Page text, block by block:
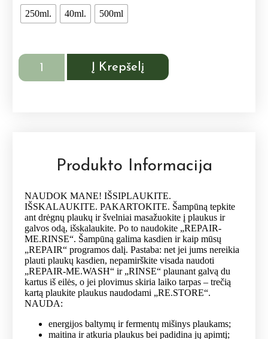
250ml. 40ml. 500ml
produkto
kiekis:
„Repair-
Į Krepšelį
Produkto Informacija
NAUDOK MANE! IŠSIPLAUKITE.
IŠSKALAUKITE. PAKARTOKITE. Šampūną tepkite
ant drėgnų plaukų ir švelniai masažuokite į plaukus ir
galvos odą, išskalaukite. Po to naudokite „REPAIR-
ME.RINSE“. Šampūną galima kasdien ir kaip mūsų
„REPAIR“ programos dalį. Pastaba: net jei jums nereikia
plauti plaukų kasdien, nepamirškite visada naudoti
„REPAIR-ME.WASH“ ir „RINSE“ plaunant galvą du
kartus iš eilės, o jei plovimus skiria laiko tarpas – trečią
kartą plaukite plaukus naudodami „RE.STORE“.
NAUDA:
energijos baltymų ir fermentų mišinys plaukams;
maitina ir atkuria plaukus bei padidina jų apimtį;